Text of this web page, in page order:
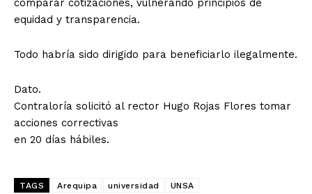
comparar cotizaciones, vulnerando principios de
equidad y transparencia.
Todo habría sido dirigido para beneficiarlo ilegalmente.
Dato.
Contraloría solicitó al rector Hugo Rojas Flores tomar
acciones correctivas
en 20 días hábiles.
TAGS Arequipa universidad UNSA